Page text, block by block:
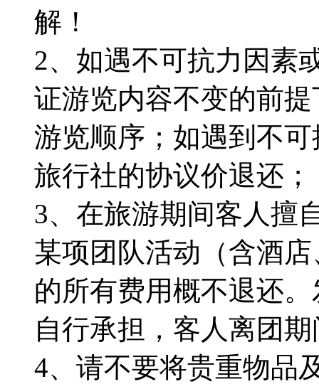
解！
2、如遇不可抗力因素
证游览内容不变的前
游览顺序；如遇到不
旅行社的协议价退还；
3、在旅游期间客人擅
某项团队活动（含酒
的所有费用概不退还
自行承担，客人离团
4、请不要将贵重物品